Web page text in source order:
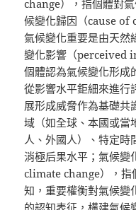
change），指個體對
候變化歸因（cause of
氣候變化重要是由天然
變化影響（perceived
個體認為氣候變化形成
從影響水平鉅細來進行
展形成威脅作為基礎共
域（如全球、本國或當
人、外國人）、特定時
消極后果水平；氣候
climate change），指
知，重要權衡對氣候變